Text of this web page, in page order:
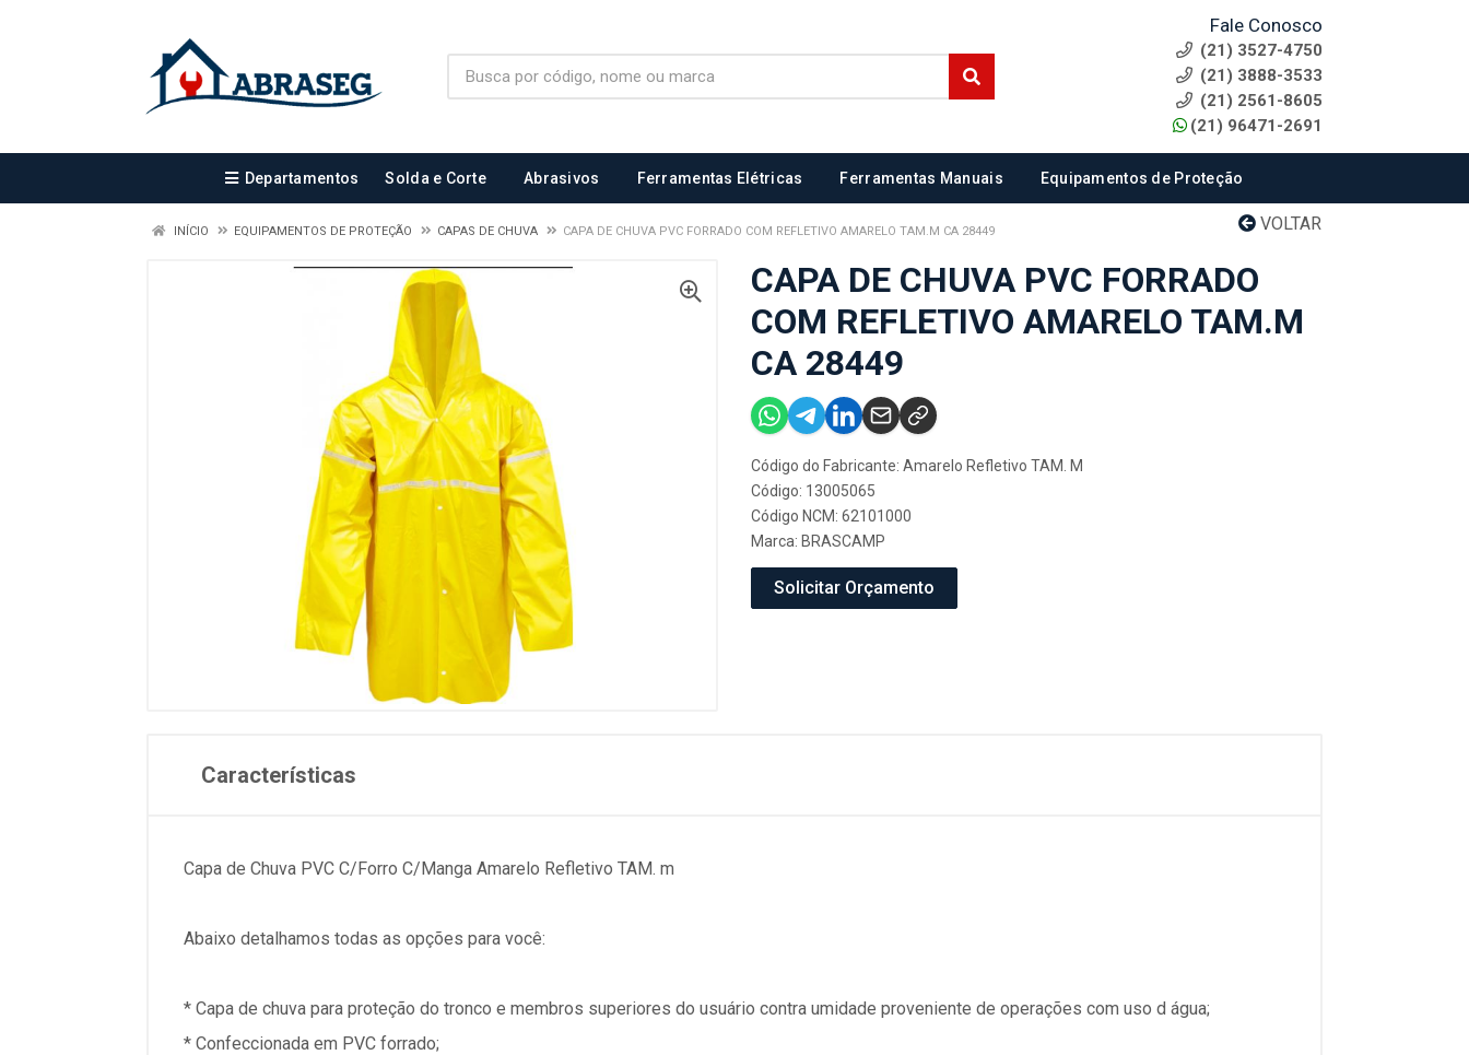
Fale Conosco
(21) 3527-4750
(21) 3888-3533
(21) 2561-8605
(21) 96471-2691
Departamentos Solda e Corte Abrasivos Ferramentas Elétricas Ferramentas Manuais Equipamentos de Proteção
VOLTAR
INÍCIO EQUIPAMENTOS DE PROTEÇÃO CAPAS DE CHUVA CAPA DE CHUVA PVC FORRADO COM REFLETIVO AMARELO TAM.M CA 28449
CAPA DE CHUVA PVC FORRADO
COM REFLETIVO AMARELO TAM.M
CA 28449
Código do Fabricante: Amarelo Refletivo TAM. M
Código: 13005065
Código NCM: 62101000
Marca: BRASCAMP
Solicitar Orçamento
Características
Capa de Chuva PVC C/Forro C/Manga Amarelo Refletivo TAM. m
Abaixo detalhamos todas as opções para você:
* Capa de chuva para proteção do tronco e membros superiores do usuário contra umidade proveniente de operações com uso d água;
* Confeccionada em PVC forrado;